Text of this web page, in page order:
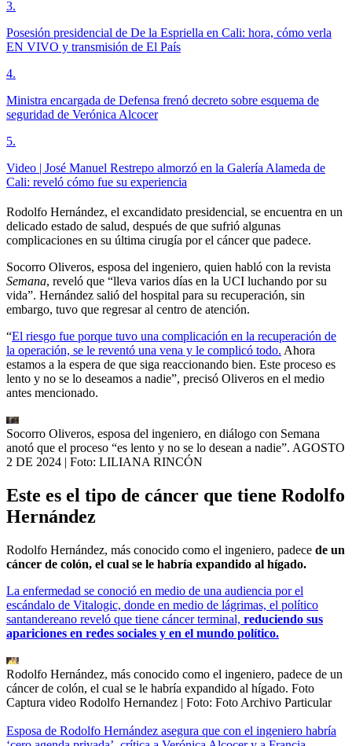
3.
Posesión presidencial de De la Espriella en Cali: hora, cómo verla
EN VIVO y transmisión de El País
4.
Ministra encargada de Defensa frenó decreto sobre esquema de
seguridad de Verónica Alcocer
5.
Video | José Manuel Restrepo almorzó en la Galería Alameda de
Cali: reveló cómo fue su experiencia
Rodolfo Hernández, el excandidato presidencial, se encuentra en un
delicado estado de salud, después de que sufrió algunas
complicaciones en su última cirugía por el cáncer que padece.
Socorro Oliveros, esposa del ingeniero, quien habló con la revista
Semana, reveló que “lleva varios días en la UCI luchando por su
vida”. Hernández salió del hospital para su recuperación, sin
embargo, tuvo que regresar al centro de atención.
“El riesgo fue porque tuvo una complicación en la recuperación de
la operación, se le reventó una vena y le complicó todo. Ahora
estamos a la espera de que siga reaccionando bien. Este proceso es
lento y no se lo deseamos a nadie”, precisó Oliveros en el medio
antes mencionado.
Socorro Oliveros, esposa del ingeniero, en diálogo con Semana
anotó que el proceso “es lento y no se lo desean a nadie”. AGOSTO
2 DE 2024 | Foto: LILIANA RINCÓN
Este es el tipo de cáncer que tiene Rodolfo
Hernández
Rodolfo Hernández, más conocido como el ingeniero, padece de un
cáncer de colón, el cual se le habría expandido al hígado.
La enfermedad se conoció en medio de una audiencia por el
escándalo de Vitalogic, donde en medio de lágrimas, el político
santandereano reveló que tiene cáncer terminal, reduciendo sus
apariciones en redes sociales y en el mundo político.
Rodolfo Hernández, más conocido como el ingeniero, padece de un
cáncer de colón, el cual se le habría expandido al hígado. Foto
Captura video Rodolfo Hernandez | Foto: Foto Archivo Particular
Esposa de Rodolfo Hernández asegura que con el ingeniero habría